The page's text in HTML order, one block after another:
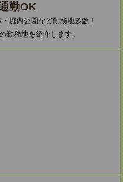
勤OK
堀内公園など勤務地多数！
務地を紹介します。